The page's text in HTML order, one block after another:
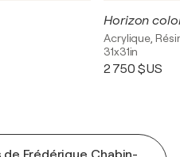
Horizon
Acrylique,
31x31in
2 750 $US